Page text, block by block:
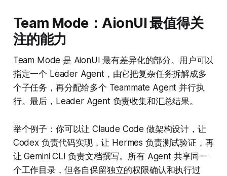
Team Mode：AionUI 最值得关
注的能力
Team Mode 是 AionUI 最有差异化的部分。用户可以
指定一个 Leader Agent，由它把复杂任务拆解成多
个子任务，再分配给多个 Teammate Agent 并行执
行。最后，Leader Agent 负责收集和汇总结果。
举个例子：你可以让 Claude Code 做架构设计，让
Codex 负责代码实现，让 Hermes 负责测试验证，再
让 Gemini CLI 负责文档撰写。所有 Agent 共享同一
个工作目录，但各自保留独立的权限确认和执行过